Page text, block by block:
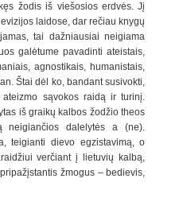
žodis iš viešosios erdvės. Jį
laidose, dar rečiau knygų
tai dažniausiai neigiama
galėtume pavadinti ateistais,
agnostikais, humanistais,
Štai dėl ko, bandant susivokti,
sąvokos raidą ir turinį.
iš graikų kalbos žodžio theos
neigiančios dalelytės a (ne).
teigianti dievo egzistavimą, o
verčiant į lietuvių kalbą,
žmogus – bedievis,